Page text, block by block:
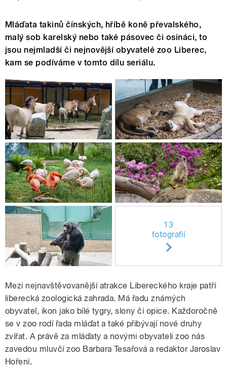
Mláďata takinů čínských, hříbě koně převalského,
malý sob karelský nebo také pásovec či osináci, to
jsou nejmladší či nejnovější obyvatelé zoo Liberec,
kam se podíváme v tomto dílu seriálu.
13
fotografií
Mezi nejnavštěvovanější atrakce Libereckého kraje patří
liberecká zoologická zahrada. Má řadu známých
obyvatel, ikon jako bílé tygry, slony či opice. Každoročně
se v zoo rodí řada mláďat a také přibývají nové druhy
zvířat. A právě za mláďaty a novými obyvateli zoo nás
zavedou mluvčí zoo Barbara Tesařová a redaktor Jaroslav
Hoření.